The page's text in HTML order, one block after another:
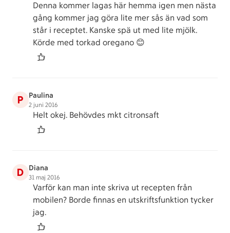
Denna kommer lagas här hemma igen men nästa
gång kommer jag göra lite mer sås än vad som
står i receptet. Kanske spä ut med lite mjölk.
Körde med torkad oregano 😊
P Paulina
2 juni 2016
Helt okej. Behövdes mkt citronsaft
D Diana
31 maj 2016
Varför kan man inte skriva ut recepten från
mobilen? Borde finnas en utskriftsfunktion tycker
jag.